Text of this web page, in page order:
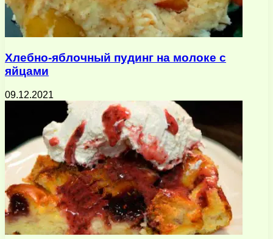
Хлебно-яблочный пудинг на молоке с
яйцами
09.12.2021